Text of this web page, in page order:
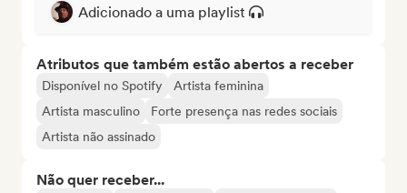
Adicionado a uma playlist
Atributos que também estão abertos a receber
Disponível no Spotify
Artista feminina
Artista masculino
Forte presença nas redes sociais
Artista não assinado
Não quer receber...